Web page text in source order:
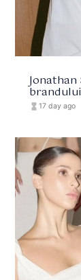
hourglass_full 17 day ago